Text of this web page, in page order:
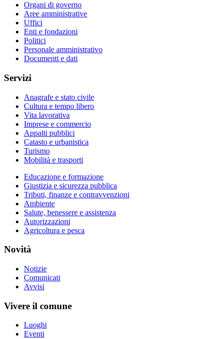
Organi di governo
Aree amministrative
Uffici
Enti e fondazioni
Politici
Personale amministrativo
Documenti e dati
Servizi
Anagrafe e stato civile
Cultura e tempo libero
Vita lavorativa
Imprese e commercio
Appalti pubblici
Catasto e urbanistica
Turismo
Mobilità e trasporti
Educazione e formazione
Giustizia e sicurezza pubblica
Tributi, finanze e contravvenzioni
Ambiente
Salute, benessere e assistenza
Autorizzazioni
Agricoltura e pesca
Novità
Notizie
Comunicati
Avvisi
Vivere il comune
Luoghi
Eventi